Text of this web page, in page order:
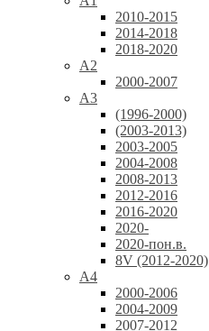
2010-2015
2014-2018
2018-2020
A2
2000-2007
A3
(1996-2000)
(2003-2013)
2003-2005
2004-2008
2008-2013
2012-2016
2016-2020
2020-
2020-пон.в.
8V (2012-2020)
A4
2000-2006
2004-2009
2007-2012